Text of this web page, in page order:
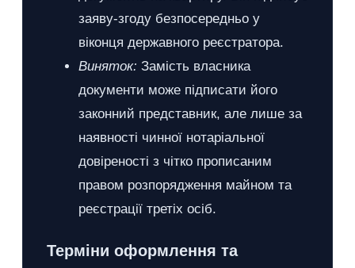
заяву-згоду безпосередньо у
віконця державного реєстратора.
Виняток: Замість власника
документи може підписати його
законний представник, але лише за
наявності чинної нотаріальної
довіреності з чітко прописаним
правом розпорядження майном та
реєстрації третіх осіб.
Терміни оформлення та